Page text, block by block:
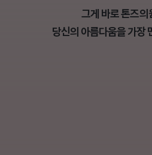
그게 바로 톤즈의
당신의 아름다움을 가장